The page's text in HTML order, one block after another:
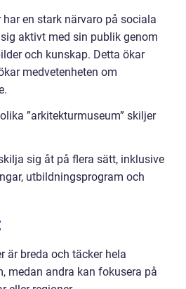
en stark närvaro på sociala
aktivt med sin publik genom
och kunskap. Detta ökar
medvetenheten om
”arkitekturmuseum” skiljer
sig åt på flera sätt, inklusive
utbildningsprogram och
är breda och täcker hela
medan andra kan fokusera på